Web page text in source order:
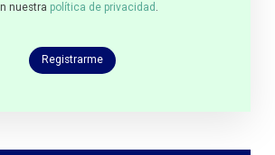
nuestra política de privacidad .
Registrarme